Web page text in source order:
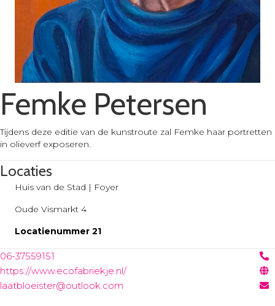
Femke Petersen
Tijdens deze editie van de kunstroute zal Femke haar portretten
in olieverf exposeren.
Locaties
Huis van de Stad | Foyer
Oude Vismarkt 4
Locatienummer 21
06-37559151
https://www.ecofabriekje.nl/
laatbloeister@outlook.com